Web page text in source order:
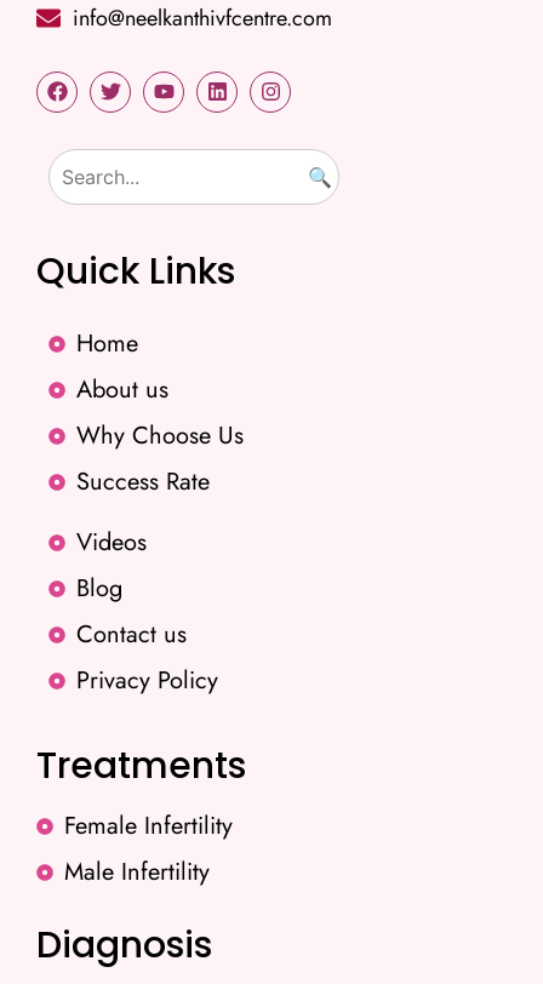
info@neelkanthivfcentre.com
🔍
Quick Links
Home
About us
Why Choose Us
Success Rate
Videos
Blog
Contact us
Privacy Policy
Treatments
Female Infertility
Male Infertility
Diagnosis